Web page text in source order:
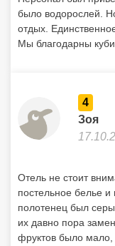
было водорослей.
отдых.
Мы благодарны
4
Зоя
Отель не стоит
постельное белье
полотенец был
их давно пора
фруктов было